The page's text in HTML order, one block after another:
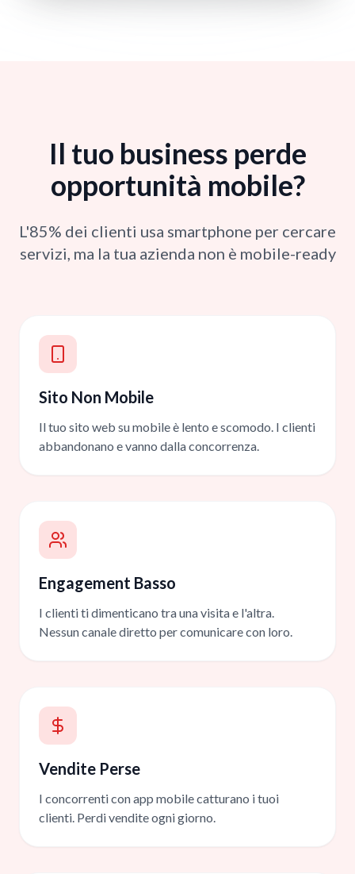
Il tuo business perde
opportunità mobile?
L'85% dei clienti usa smartphone per cercare
servizi, ma la tua azienda non è mobile-ready
Sito Non Mobile
Il tuo sito web su mobile è lento e scomodo. I clienti
abbandonano e vanno dalla concorrenza.
Engagement Basso
I clienti ti dimenticano tra una visita e l'altra.
Nessun canale diretto per comunicare con loro.
Vendite Perse
I concorrenti con app mobile catturano i tuoi
clienti. Perdi vendite ogni giorno.